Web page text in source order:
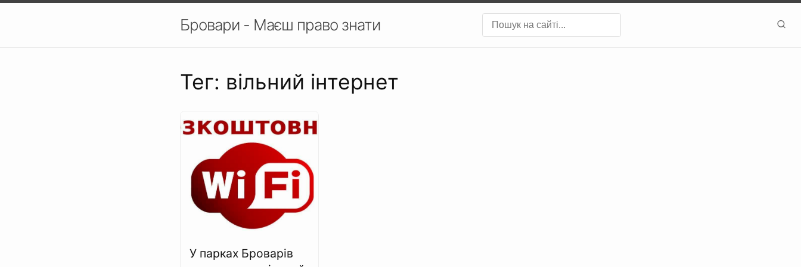
Бровари - Маєш право знати
Тег: вільний інтернет
У парках Броварів